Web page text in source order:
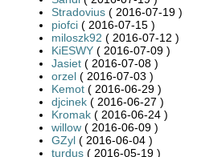
Stradovius ( 2016-07-19 )
piofci ( 2016-07-15 )
miloszk92 ( 2016-07-12 )
KiESWY ( 2016-07-09 )
Jasiet ( 2016-07-08 )
orzel ( 2016-07-03 )
Kemot ( 2016-06-29 )
djcinek ( 2016-06-27 )
Kromak ( 2016-06-24 )
willow ( 2016-06-09 )
GZyl ( 2016-06-04 )
turdus ( 2016-05-19 )